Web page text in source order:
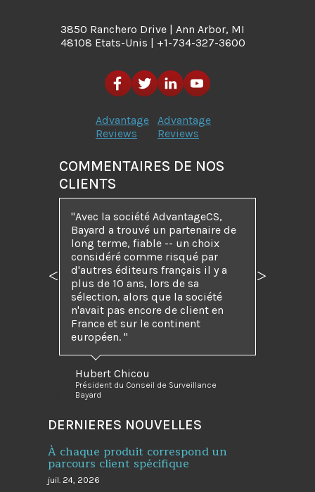
3850 Ranchero Drive | Ann Arbor, MI
48108 Etats-Unis | +1-734-327-3600
Advantage
Reviews
Advantage
Reviews
COMMENTAIRES DE NOS
CLIENTS
"Avec la société AdvantageCS,
Bayard a trouvé un partenaire de
long terme, fiable -- un choix
considéré comme risqué par
d'autres éditeurs français il y a
plus de 10 ans, lors de sa
sélection, alors que la société
n'avait pas encore de client en
France et sur le continent
européen. "
Hubert Chicou
Président du Conseil de Surveillance
Bayard
Précédent Suivant
DERNIERES NOUVELLES
À chaque produit correspond un
parcours client spécifique
juil. 24, 2026